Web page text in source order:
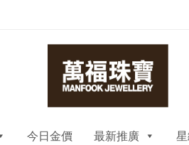
今日金價 最新推廣